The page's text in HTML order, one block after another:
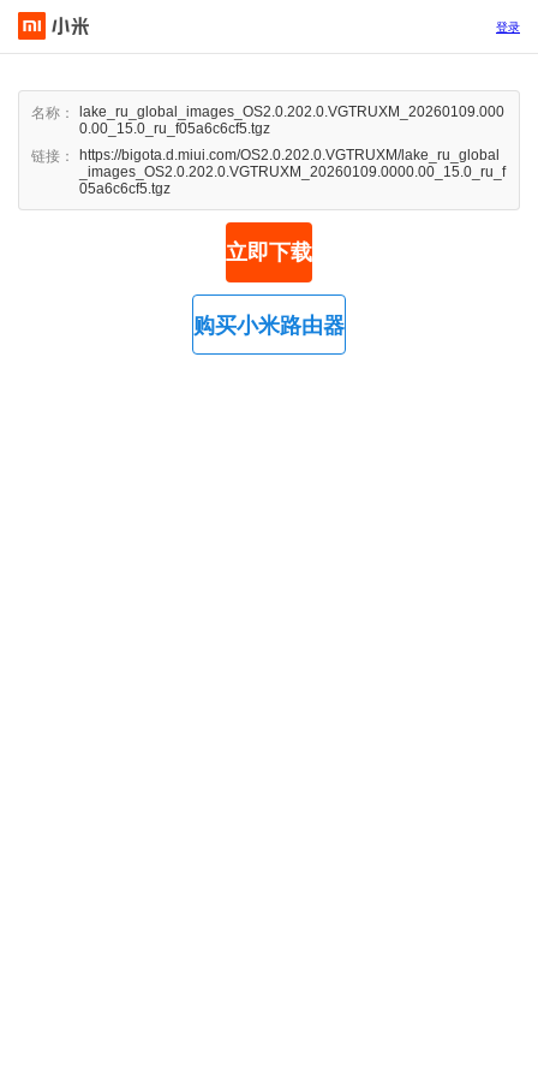
登录
名称：
lake_ru_global_images_OS2.0.202.0.VGTRUXM_20260109.000
0.00_15.0_ru_f05a6c6cf5.tgz
链接：
https://bigota.d.miui.com/OS2.0.202.0.VGTRUXM/lake_ru_global
_images_OS2.0.202.0.VGTRUXM_20260109.0000.00_15.0_ru_f
05a6c6cf5.tgz
立即下载
购买小米路由器